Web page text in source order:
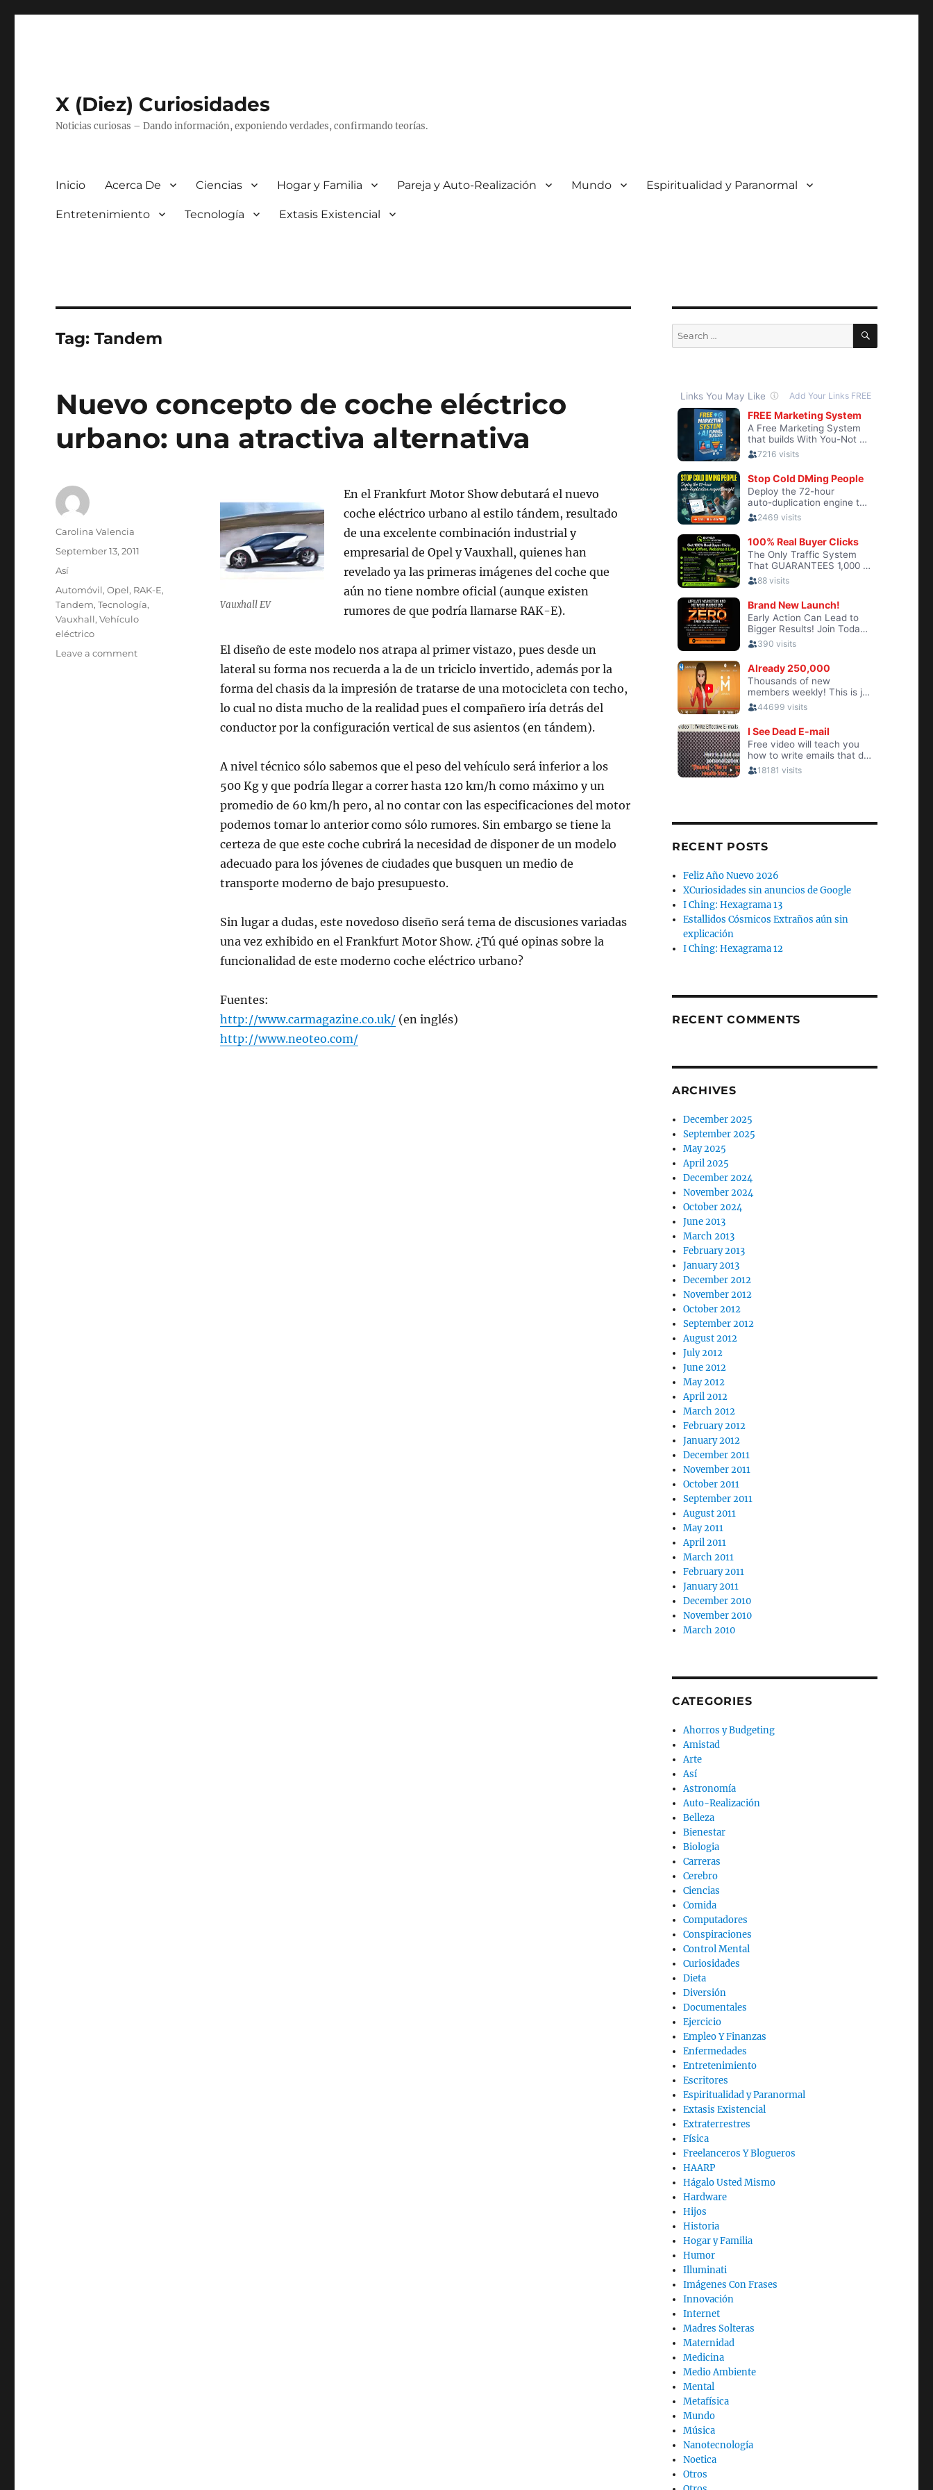
X (Diez) Curiosidades
Noticias curiosas – Dando información, exponiendo verdades, confirmando teorías.
Inicio Acerca De Ciencias Hogar y Familia Pareja y Auto-Realización Mundo Espiritualidad y Paranormal
Entretenimiento Tecnología Extasis Existencial
Tag:Tandem
Nuevo concepto de coche eléctrico
urbano: una atractiva alternativa
Vauxhall EV
En el Frankfurt Motor Show debutará el nuevo
coche eléctrico urbano al estilo tándem, resultado
de una excelente combinación industrial y
empresarial de Opel y Vauxhall, quienes han
revelado ya las primeras imágenes del coche que
aún no tiene nombre oficial (aunque existen
rumores de que podría llamarse RAK-E).
El diseño de este modelo nos atrapa al primer vistazo, pues desde un
lateral su forma nos recuerda a la de un triciclo invertido, además por la
forma del chasis da la impresión de tratarse de una motocicleta con techo,
lo cual no dista mucho de la realidad pues el compañero iría detrás del
conductor por la configuración vertical de sus asientos (en tándem).
A nivel técnico sólo sabemos que el peso del vehículo será inferior a los
500 Kg y que podría llegar a correr hasta 120 km/h como máximo y un
promedio de 60 km/h pero, al no contar con las especificaciones del motor
podemos tomar lo anterior como sólo rumores. Sin embargo se tiene la
certeza de que este coche cubrirá la necesidad de disponer de un modelo
adecuado para los jóvenes de ciudades que busquen un medio de
transporte moderno de bajo presupuesto.
Sin lugar a dudas, este novedoso diseño será tema de discusiones variadas
una vez exhibido en el Frankfurt Motor Show. ¿Tú qué opinas sobre la
funcionalidad de este moderno coche eléctrico urbano?
Fuentes:
http://www.carmagazine.co.uk/(en inglés)
http://www.neoteo.com/
Author
Carolina Valencia
Posted
September 13, 2011
Categories
Así
Tags
Automóvil,Opel, RAK-E,
Tandem,Tecnología,
Vauxhall,Vehículo
eléctrico
Leave a commenton
Search
for:
SEARCH
RECENT POSTS
Feliz Año Nuevo 2026
XCuriosidades sin anuncios de Google
I Ching: Hexagrama 13
Estallidos Cósmicos Extraños aún sin
explicación
I Ching: Hexagrama 12
RECENT COMMENTS
ARCHIVES
December 2025
September 2025
May 2025
April 2025
December 2024
November 2024
October 2024
June 2013
March 2013
February 2013
January 2013
December 2012
November 2012
October 2012
September 2012
August 2012
July 2012
June 2012
May 2012
April 2012
March 2012
February 2012
January 2012
December 2011
November 2011
October 2011
September 2011
August 2011
May 2011
April 2011
March 2011
February 2011
January 2011
December 2010
November 2010
March 2010
CATEGORIES
Ahorros y Budgeting
Amistad
Arte
Así
Astronomía
Auto-Realización
Belleza
Bienestar
Biologia
Carreras
Cerebro
Ciencias
Comida
Computadores
Conspiraciones
Control Mental
Curiosidades
Dieta
Diversión
Documentales
Ejercicio
Empleo Y Finanzas
Enfermedades
Entretenimiento
Escritores
Espiritualidad y Paranormal
Extasis Existencial
Extraterrestres
Física
Freelanceros Y Blogueros
HAARP
Hágalo Usted Mismo
Hardware
Hijos
Historia
Hogar y Familia
Humor
Illuminati
Imágenes Con Frases
Innovación
Internet
Madres Solteras
Maternidad
Medicina
Medio Ambiente
Mental
Metafísica
Mundo
Música
Nanotecnología
Noetica
Otros